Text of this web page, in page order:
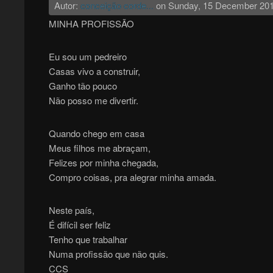
Autor: conceição corde... on Sunday, 15 December
MINHA PROFISSÃO
Eu sou um pedreiro
Casas vivo a construir,
Ganho tão pouco
Não posso me divertir.
Quando chego em casa
Meus filhos me abraçam,
Felizes por minha chegada,
Compro coisas, pra alegrar minha amada.
Neste país,
É difícil ser feliz
Tenho que trabalhar
Numa profissão que não quis.
CCS